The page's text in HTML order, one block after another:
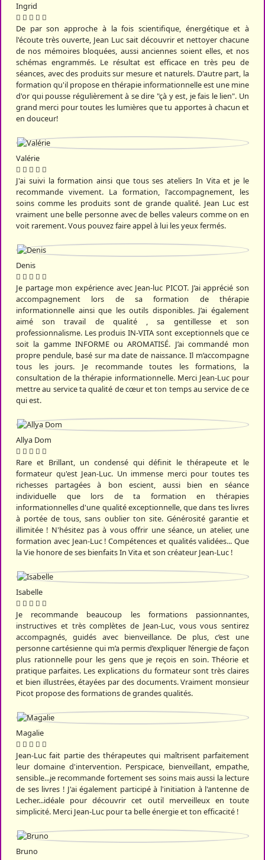
Ingrid
De par son approche à la fois scientifique, énergétique et à
l'écoute très ouverte, Jean Luc sait découvrir et nettoyer chacune
de nos mémoires bloquées, aussi anciennes soient elles, et nos
schémas engrammés. Le résultat est efficace en très peu de
séances, avec des produits sur mesure et naturels. D'autre part, la
formation qu'il propose en thérapie informationnelle est une mine
d'or qui pousse régulièrement à se dire "çà y est, je fais le lien". Un
grand merci pour toutes les lumières que tu apportes à chacun et
en douceur!
Valérie
J'ai suivi la formation ainsi que tous ses ateliers In Vita et je le
recommande vivement. La formation, l'accompagnement, les
soins comme les produits sont de grande qualité. Jean Luc est
vraiment une belle personne avec de belles valeurs comme on en
voit rarement. Vous pouvez faire appel à lui les yeux fermés.
Denis
Je partage mon expérience avec Jean-luc PICOT. J’ai apprécié son
accompagnement lors de sa formation de thérapie
informationnelle ainsi que les outils disponibles. J’ai également
aimé son travail de qualité , sa gentillesse et son
professionnalisme. Les produis IN-VITA sont exceptionnels que ce
soit la gamme INFORME ou AROMATISÉ. J’ai commandé mon
propre pendule, basé sur ma date de naissance. Il m’accompagne
tous les jours. Je recommande toutes les formations, la
consultation de la thérapie informationnelle. Merci Jean-Luc pour
mettre au service ta qualité de cœur et ton temps au service de ce
qui est.
Allya Dom
Rare et Brillant, un condensé qui définit le thérapeute et le
formateur qu'est Jean-Luc. Un immense merci pour toutes tes
richesses partagées à bon escient, aussi bien en séance
individuelle que lors de ta formation en thérapies
informationnelles d'une qualité exceptionnelle, que dans tes livres
à portée de tous, sans oublier ton site. Générosité garantie et
illimitée ! N'hésitez pas à vous offrir une séance, un atelier, une
formation avec Jean-Luc ! Compétences et qualités validées... Que
la Vie honore de ses bienfaits In Vita et son créateur Jean-Luc !
Isabelle
Je recommande beaucoup les formations passionnantes,
instructives et très complètes de Jean-Luc, vous vous sentirez
accompagnés, guidés avec bienveillance. De plus, c’est une
personne cartésienne qui m’a permis d’expliquer l’énergie de façon
plus rationnelle pour les gens que je reçois en soin. Théorie et
pratique parfaites. Les explications du formateur sont très claires
et bien illustrées, étayées par des documents. Vraiment monsieur
Picot propose des formations de grandes qualités.
Magalie
Jean-Luc fait partie des thérapeutes qui maîtrisent parfaitement
leur domaine d'intervention. Perspicace, bienveillant, empathe,
sensible...je recommande fortement ses soins mais aussi la lecture
de ses livres ! J'ai également participé à l'initiation à l'antenne de
Lecher...idéale pour découvrir cet outil merveilleux en toute
simplicité. Merci Jean-Luc pour ta belle énergie et ton efficacité !
Bruno